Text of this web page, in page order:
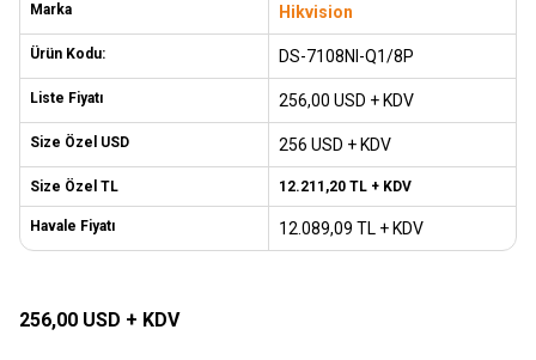
Marka Hikvision
Ürün Kodu: DS-7108NI-Q1/8P
Liste Fiyatı 256,00 USD + KDV
Size Özel USD 256 USD + KDV
Size Özel TL 12.211,20 TL + KDV
Havale Fiyatı 12.089,09 TL + KDV
256,00 USD + KDV